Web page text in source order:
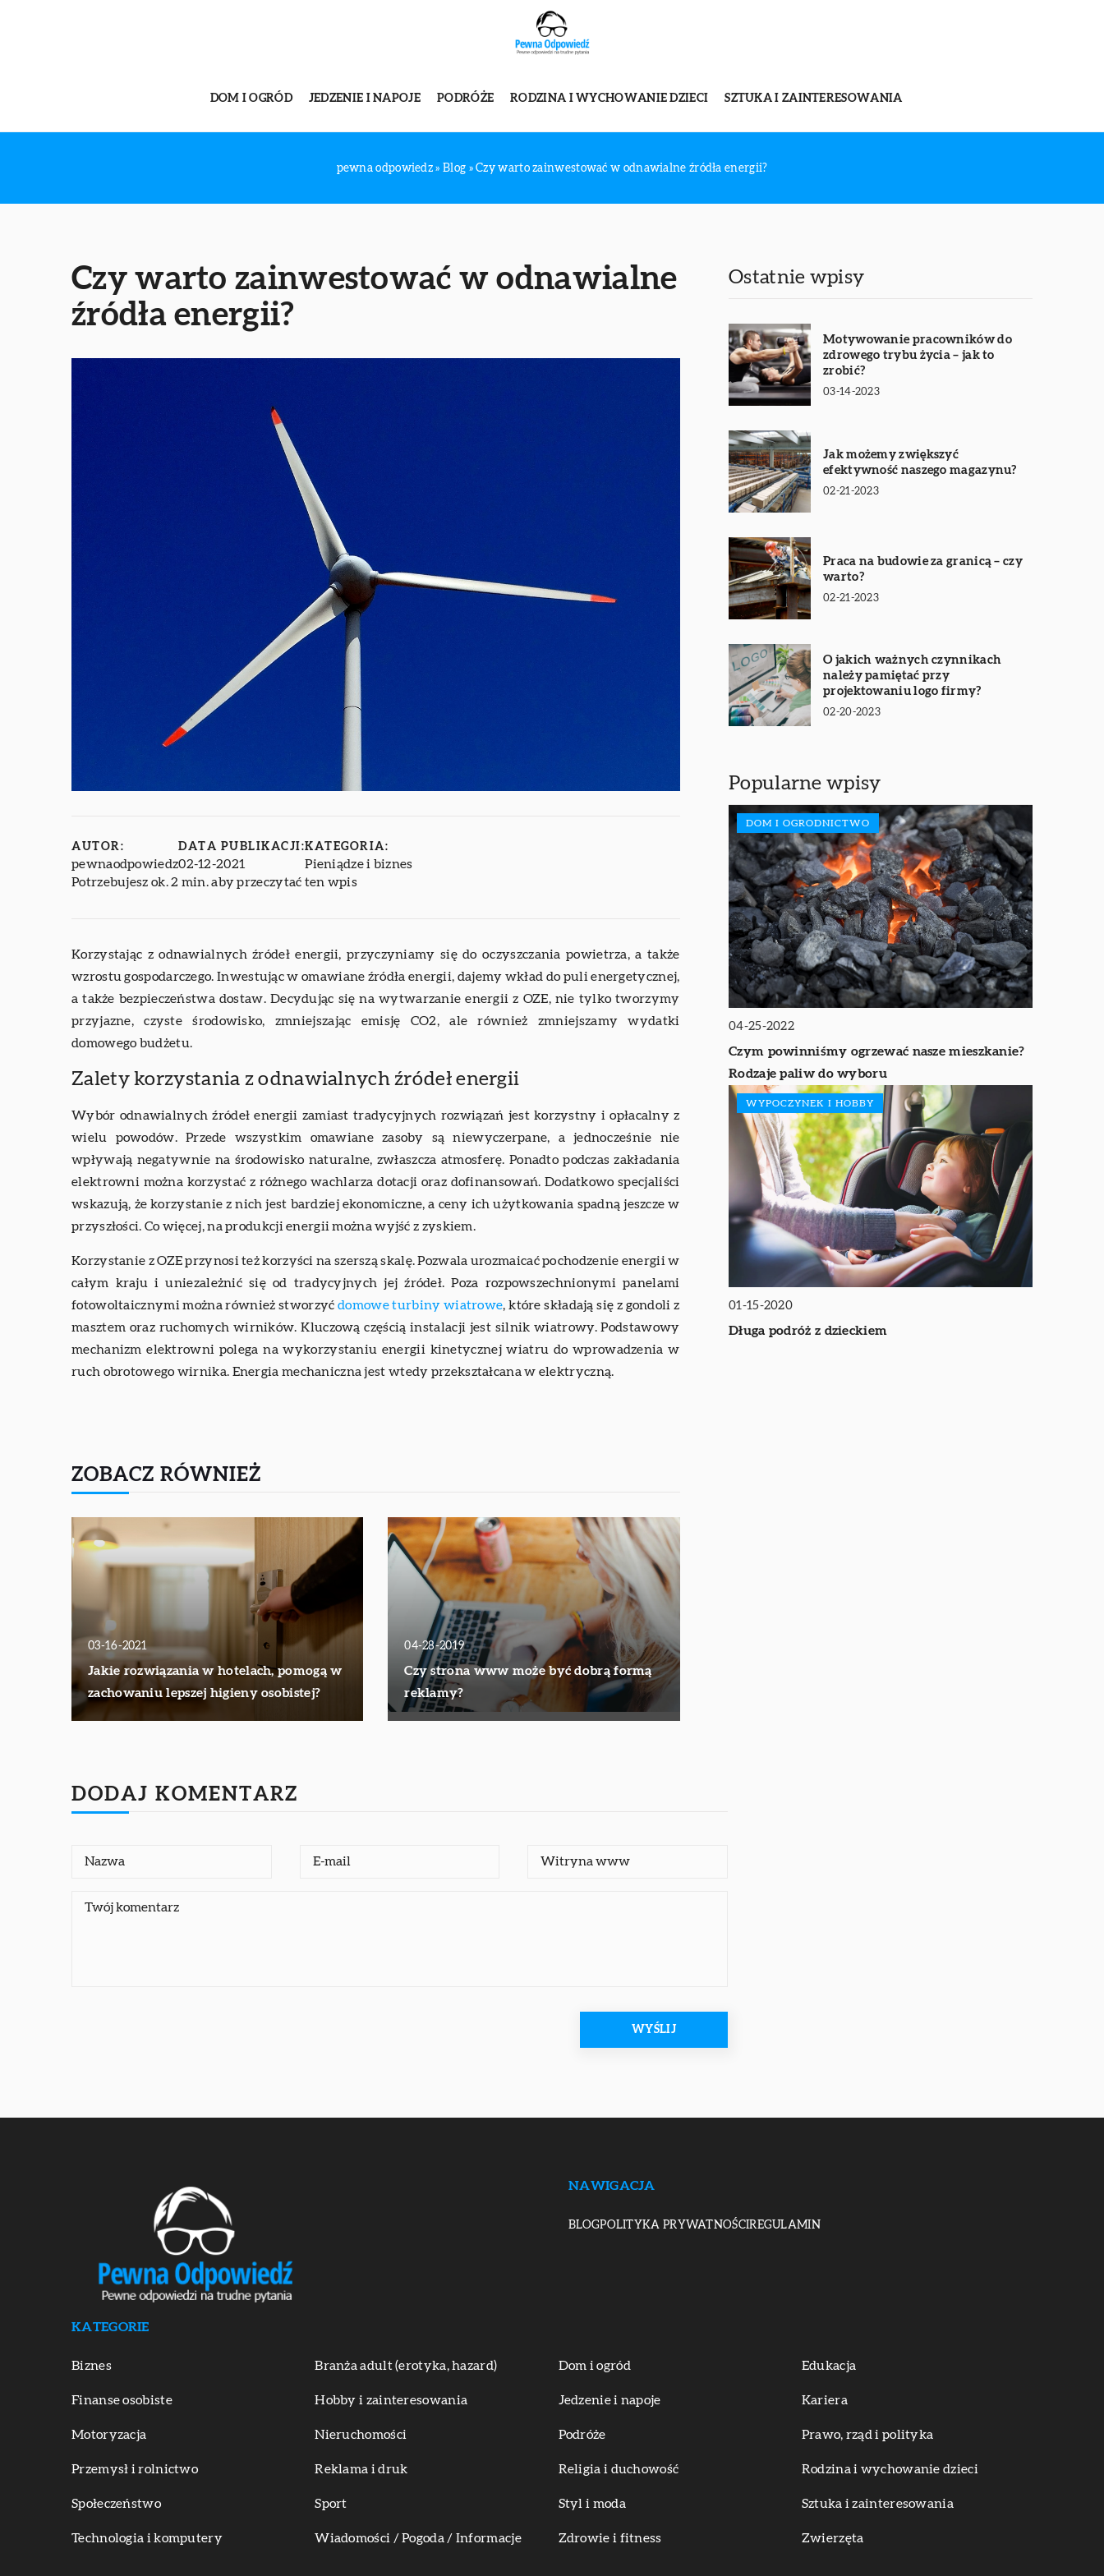
DOM I OGRÓD JEDZENIE I NAPOJE PODRÓŻE RODZINA I WYCHOWANIE DZIECI SZTUKA I ZAINTERESOWANIA
pewna odpowiedz » Blog »Czy warto zainwestować w odnawialne źródła energii?
Czy warto zainwestować w odnawialne
źródła energii?
AUTOR:
pewnaodpowiedz
DATA PUBLIKACJI:
02-12-2021
KATEGORIA:
Pieniądze i biznes
Potrzebujesz ok. 2 min. aby przeczytać ten wpis
Korzystając z odnawialnych źródeł energii, przyczyniamy się do oczyszczania powietrza, a także
wzrostu gospodarczego. Inwestując w omawiane źródła energii, dajemy wkład do puli energetycznej,
a także bezpieczeństwa dostaw. Decydując się na wytwarzanie energii z OZE, nie tylko tworzymy
przyjazne, czyste środowisko, zmniejszając emisję CO2, ale również zmniejszamy wydatki
domowego budżetu.
Zalety korzystania z odnawialnych źródeł energii
Wybór odnawialnych źródeł energii zamiast tradycyjnych rozwiązań jest korzystny i opłacalny z
wielu powodów. Przede wszystkim omawiane zasoby są niewyczerpane, a jednocześnie nie
wpływają negatywnie na środowisko naturalne, zwłaszcza atmosferę. Ponadto podczas zakładania
elektrowni można korzystać z różnego wachlarza dotacji oraz dofinansowań. Dodatkowo specjaliści
wskazują, że korzystanie z nich jest bardziej ekonomiczne, a ceny ich użytkowania spadną jeszcze w
przyszłości. Co więcej, na produkcji energii można wyjść z zyskiem.
Korzystanie z OZE przynosi też korzyści na szerszą skalę. Pozwala urozmaicać pochodzenie energii w
całym kraju i uniezależnić się od tradycyjnych jej źródeł. Poza rozpowszechnionymi panelami
fotowoltaicznymi można również stworzyć domowe turbiny wiatrowe, które składają się z gondoli z
masztem oraz ruchomych wirników. Kluczową częścią instalacji jest silnik wiatrowy. Podstawowy
mechanizm elektrowni polega na wykorzystaniu energii kinetycznej wiatru do wprowadzenia w
ruch obrotowego wirnika. Energia mechaniczna jest wtedy przekształcana w elektryczną.
ZOBACZ RÓWNIEŻ
03-16-2021
Jakie rozwiązania w hotelach, pomogą w
zachowaniu lepszej higieny osobistej?
04-28-2019
Czy strona www może być dobrą formą
reklamy?
Ostatnie wpisy
Motywowanie pracowników do
zdrowego trybu życia – jak to
zrobić?
03-14-2023
Jak możemy zwiększyć
efektywność naszego magazynu?
02-21-2023
Praca na budowie za granicą – czy
warto?
02-21-2023
O jakich ważnych czynnikach
należy pamiętać przy
projektowaniu logo firmy?
02-20-2023
Popularne wpisy
DOM I OGRODNICTWO
04-25-2022
Czym powinniśmy ogrzewać nasze mieszkanie?
Rodzaje paliw do wyboru
WYPOCZYNEK I HOBBY
01-15-2020
Długa podróż z dzieckiem
DODAJ KOMENTARZ
NAWIGACJA
BLOGPOLITYKA PRYWATNOŚCIREGULAMIN
KATEGORIE
Biznes Branża adult (erotyka, hazard) Dom i ogród Edukacja
Finanse osobiste Hobby i zainteresowania Jedzenie i napoje Kariera
Motoryzacja Nieruchomości Podróże Prawo, rząd i polityka
Przemysł i rolnictwo Reklama i druk Religia i duchowość Rodzina i wychowanie dzieci
Społeczeństwo Sport Styl i moda Sztuka i zainteresowania
Technologia i komputery Wiadomości / Pogoda / Informacje Zdrowie i fitness Zwierzęta